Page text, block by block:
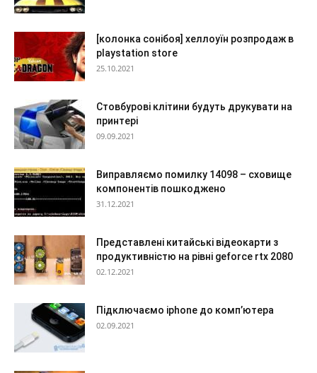
[колонка сонібоя] хеллоуїн розпродаж в
playstation store
25.10.2021
Стовбурові клітини будуть друкувати на
принтері
09.09.2021
Виправляємо помилку 14098 – сховище
компонентів пошкоджено
31.12.2021
Представлені китайські відеокарти з
продуктивністю на рівні geforce rtx 2080
02.12.2021
Підключаємо iphone до комп’ютера
02.09.2021